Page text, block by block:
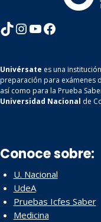
TikTok InstagramYouTube Facebook
Univérsate es una
preparación para exámenes
así como para la Prueba
Universidad Nacional de
Conoce sobre:
U. Nacional
UdeA
Pruebas Icfes Saber
Medicina